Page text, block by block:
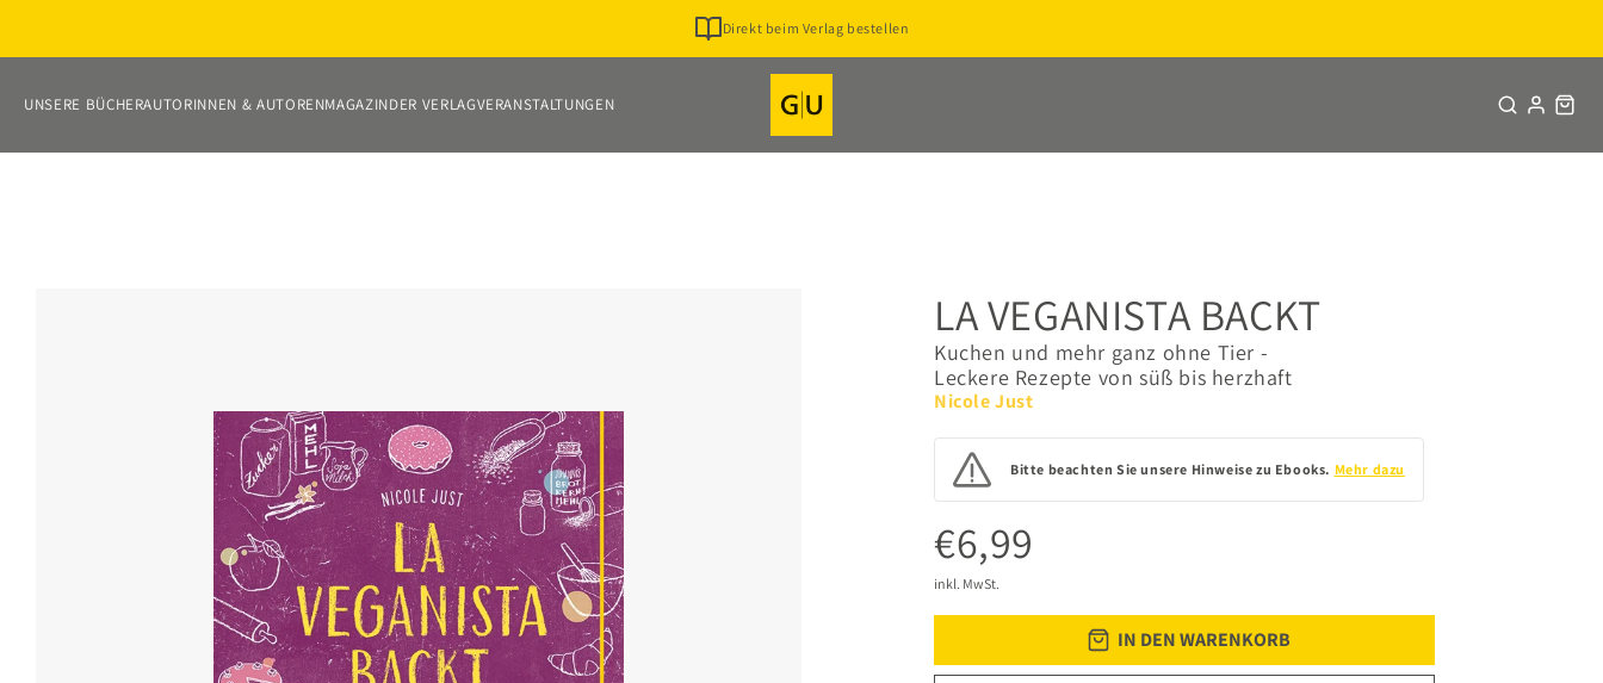
Direkt beim Verlag bestellen
UNSERE BÜCHERAUTORINNEN & AUTORENMAGAZINDER VERLAGVERANSTALTUNGEN
LA VEGANISTA BACKT
Kuchen und mehr ganz ohne Tier -
Leckere Rezepte von süß bis herzhaft
Nicole Just
Bitte beachten Sie unsere Hinweise zu Ebooks. Mehr dazu
€6,99
inkl. MwSt.
IN DEN WARENKORB